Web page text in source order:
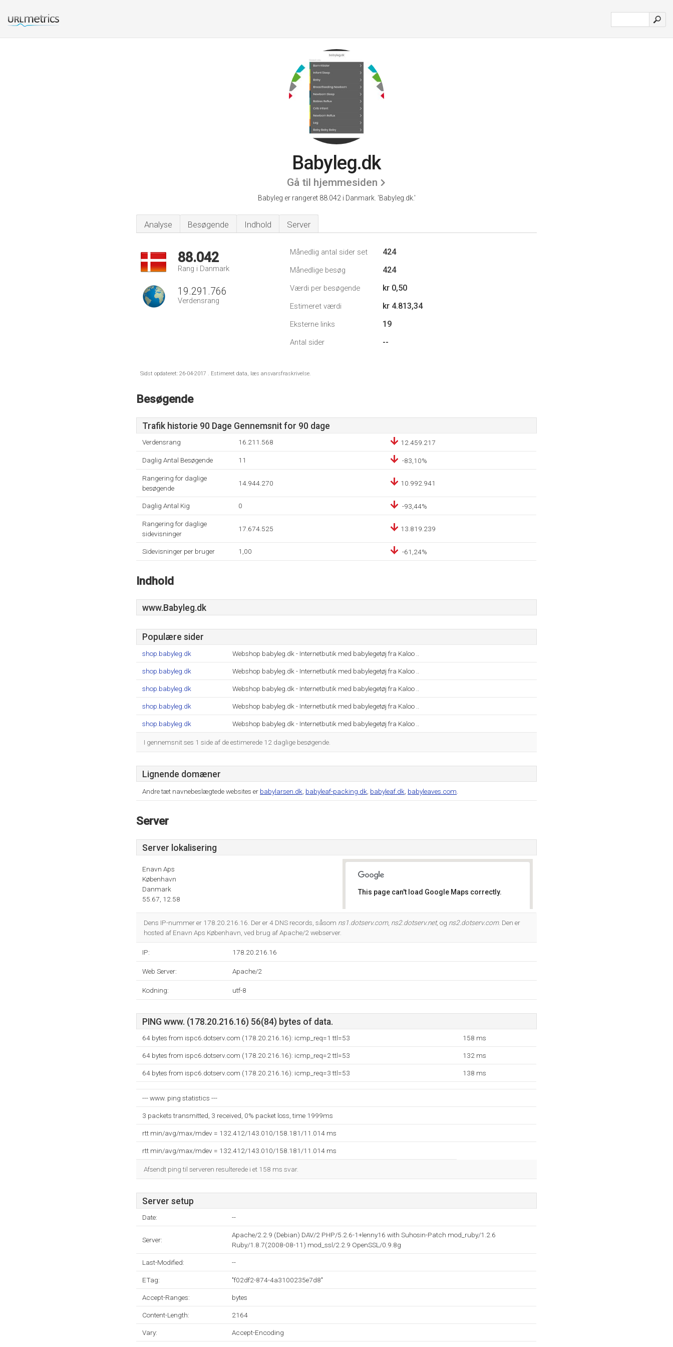
Babyleg.dk
Gå til hjemmesiden
Babyleg er rangeret 88.042 i Danmark. 'Babyleg.dk.'
Analyse Besøgende Indhold Server
88.042
Rang i Danmark
19.291.766
Verdensrang
Månedlig antal sider set 424
Månedlige besøg 424
Værdi per besøgende kr 0,50
Estimeret værdi kr 4.813,34
Eksterne links 19
Antal sider --
Sidst opdateret: 26-04-2017 . Estimeret data, læs ansvarsfraskrivelse.
Besøgende
Trafik historie 90 Dage Gennemsnit for 90 dage
Verdensrang 16.211.568 12.459.217
Daglig Antal Besøgende 11 -83,10%
Rangering for daglige
besøgende
14.944.270 10.992.941
Daglig Antal Kig 0 -93,44%
Rangering for daglige
sidevisninger
17.674.525 13.819.239
Sidevisninger per bruger 1,00 -61,24%
Indhold
www.Babyleg.dk
Populære sider
shop.babyleg.dk Webshop babyleg.dk - Internetbutik med babylegetøj fra Kaloo ..
shop.babyleg.dk Webshop babyleg.dk - Internetbutik med babylegetøj fra Kaloo ..
shop.babyleg.dk Webshop babyleg.dk - Internetbutik med babylegetøj fra Kaloo ..
shop.babyleg.dk Webshop babyleg.dk - Internetbutik med babylegetøj fra Kaloo ..
shop.babyleg.dk Webshop babyleg.dk - Internetbutik med babylegetøj fra Kaloo ..
I gennemsnit ses 1 side af de estimerede 12 daglige besøgende.
Lignende domæner
Andre tæt navnebeslægtede websites er babylarsen.dk babyleaf-packing.dk babyleaf.dk babyleaves.com
Server
Server lokalisering
Enavn Aps
København
Danmark
55.67, 12.58
This page can't load Google Maps correctly.
Dens IP-nummer er 178.20.216.16. Der er 4 DNS records, såsom ns1.dotserv.com, ns2.dotserv.net, og ns2.dotserv.com. Den er
hosted af Enavn Aps København, ved brug af Apache/2 webserver.
IP: 178.20.216.16
Web Server: Apache/2
Kodning: utf-8
PING www. (178.20.216.16) 56(84) bytes of data.
64 bytes from ispc6.dotserv.com (178.20.216.16): icmp_req=1 ttl=53 158 ms
64 bytes from ispc6.dotserv.com (178.20.216.16): icmp_req=2 ttl=53 132 ms
64 bytes from ispc6.dotserv.com (178.20.216.16): icmp_req=3 ttl=53 138 ms
--- www. ping statistics ---
3 packets transmitted, 3 received, 0% packet loss, time 1999ms
rtt min/avg/max/mdev = 132.412/143.010/158.181/11.014 ms
rtt min/avg/max/mdev = 132.412/143.010/158.181/11.014 ms
Afsendt ping til serveren resulterede i et 158 ms svar.
Server setup
Date: --
Server:
Apache/2.2.9 (Debian) DAV/2 PHP/5.2.6-1+lenny16 with Suhosin-Patch mod_ruby/1.2.6
Ruby/1.8.7(2008-08-11) mod_ssl/2.2.9 OpenSSL/0.9.8g
Last-Modified: --
ETag: "f02df2-874-4a3100235e7d8"
Accept-Ranges: bytes
Content-Length: 2164
Vary: Accept-Encoding